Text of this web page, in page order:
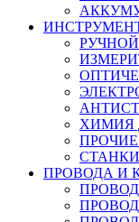
ХИМИЯ
СТАНКИ
ПРОВОДА И